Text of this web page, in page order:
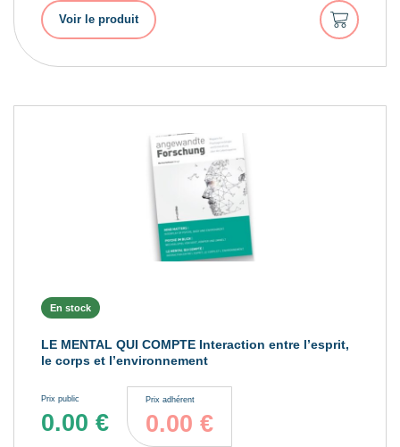
Voir le produit
Ajouter
au
panier
En stock
LE MENTAL QUI COMPTE Interaction entre l’esprit,
le corps et l’environnement
Prix public
0.00 €
Prix adhérent
0.00 €